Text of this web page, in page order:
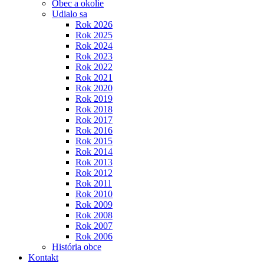
Obec a okolie
Udialo sa
Rok 2026
Rok 2025
Rok 2024
Rok 2023
Rok 2022
Rok 2021
Rok 2020
Rok 2019
Rok 2018
Rok 2017
Rok 2016
Rok 2015
Rok 2014
Rok 2013
Rok 2012
Rok 2011
Rok 2010
Rok 2009
Rok 2008
Rok 2007
Rok 2006
História obce
Kontakt